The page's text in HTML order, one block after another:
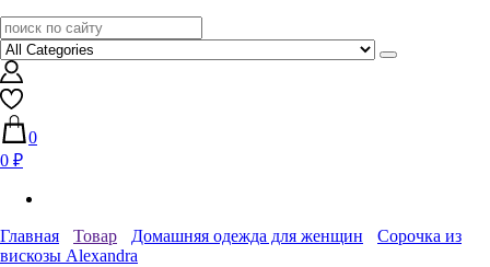
0
0 ₽
Главная Товар Домашняя одежда для женщин
Сорочка из
вискозы Alexandra